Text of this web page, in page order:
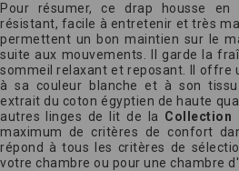
Pour résumer, ce drap housse
résistant, facile à entretenir et très
permettent un bon maintien sur le
suite aux mouvements. Il garde la
sommeil relaxant et reposant. Il offre
à sa couleur blanche et à son
extrait du coton égyptien de haute
autres linges de lit de la Collection
maximum de critères de confort
répond à tous les critères de
votre chambre ou pour une chambre